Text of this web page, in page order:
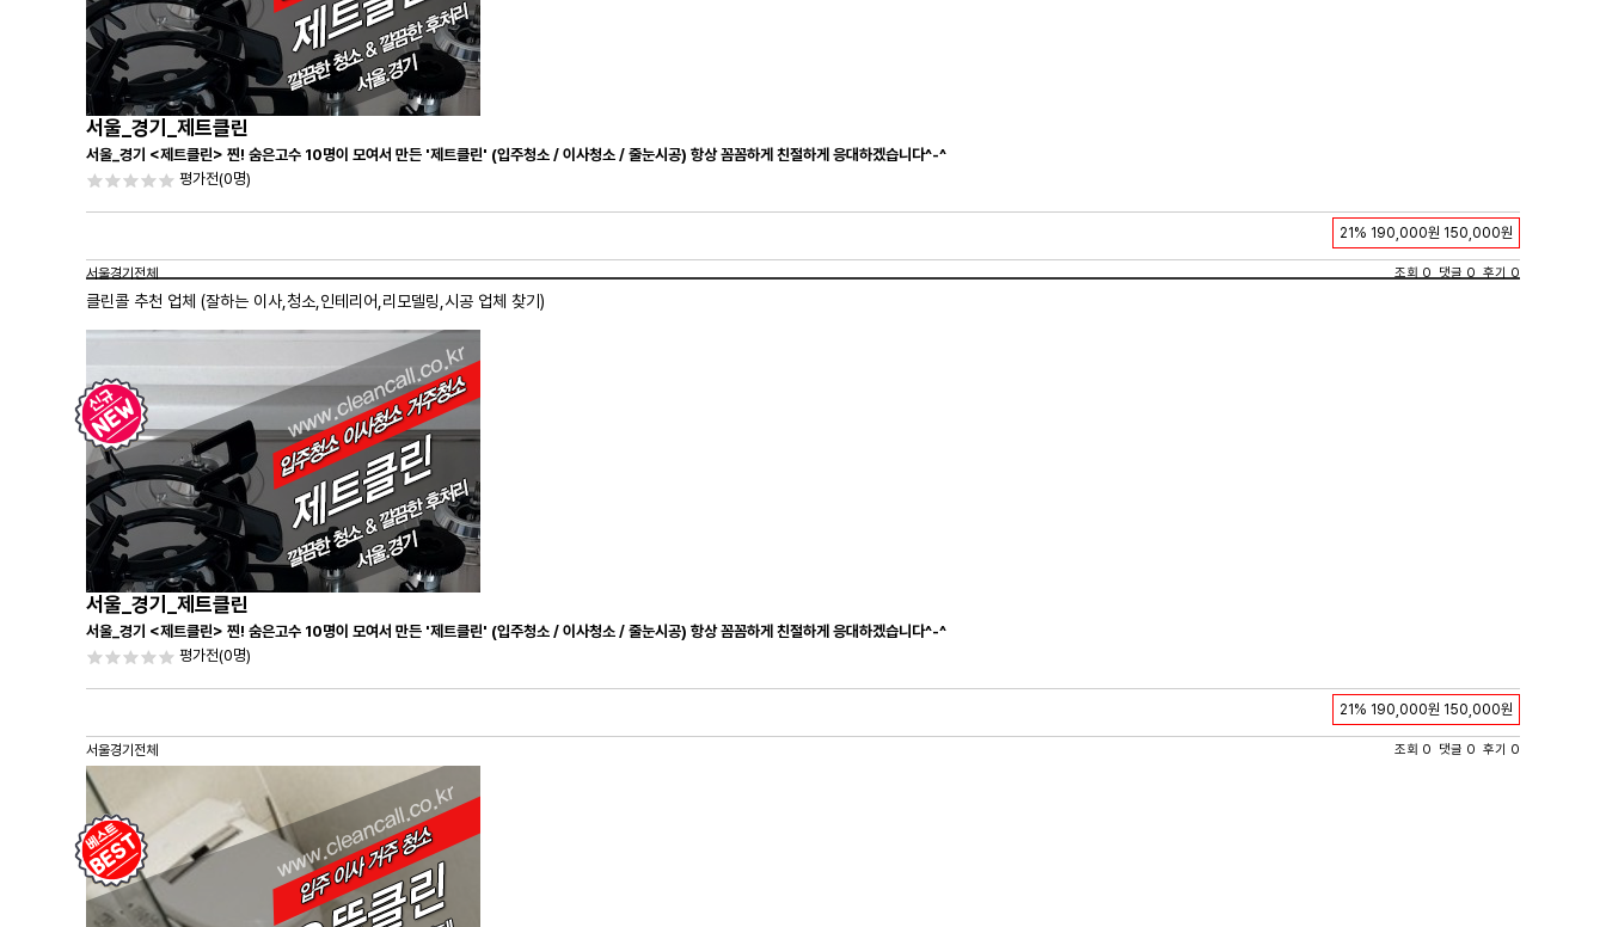
서울_경기_제트클린
서울_경기 <제트클린> 찐! 숨은고수 10명이 모여서 만든 '제트클린' (입주청소 / 이사청소 / 줄눈시공) 항상 꼼꼼하게 친절하게 응대하겠습니다^-^
평가전(0명)
21% 190,000원 150,000원
서울경기전체 조회 0 댓글 0 후기 0
클린콜 추천 업체 (잘하는 이사, 청소 ,인테리어,리모델링,시공 업체 찾기)
서울_경기_제트클린
서울_경기 <제트클린> 찐! 숨은고수 10명이 모여서 만든 '제트클린' (입주청소 / 이사청소 / 줄눈시공) 항상 꼼꼼하게 친절하게 응대하겠습니다^-^
평가전(0명)
21% 190,000원 150,000원
서울경기전체 조회 0 댓글 0 후기 0